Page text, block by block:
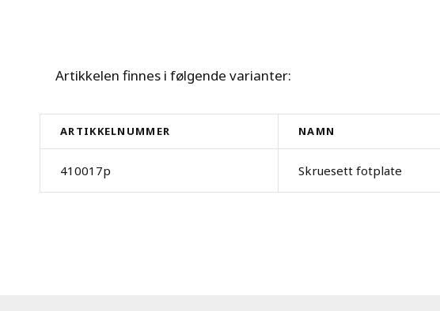
Artikkelen finnes i følgende varianter:
ARTIKKELNUMMER NAMN
410017p Skruesett fotplate